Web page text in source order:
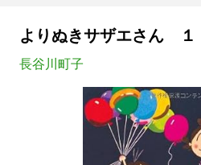
よりぬきサザエさん １
長谷川町子